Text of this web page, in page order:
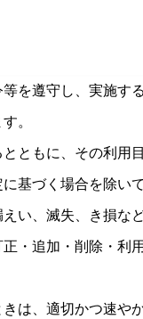
を遵守し、実施す
。
ともに、その利用
基づく場合を除い
い、滅失、き損な
・追加・削除・
は、適切かつ速や